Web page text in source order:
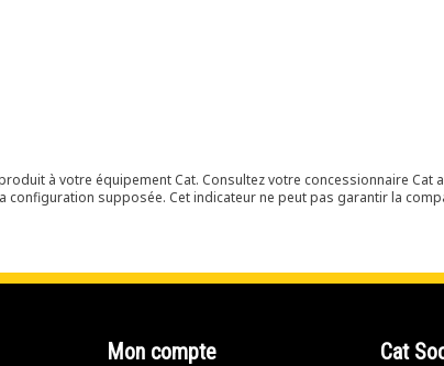
à votre équipement Cat. Consultez votre concessionnaire Cat
supposée. Cet indicateur ne peut pas garantir la
Mon compte Cat